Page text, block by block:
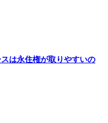
は永住権が取りやすいの